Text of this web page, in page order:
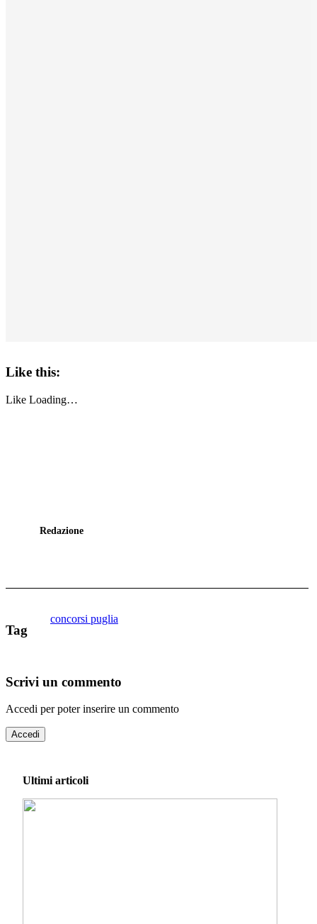
Like this:
Like Loading…
Redazione
Tag
concorsi puglia
Scrivi un commento
Accedi per poter inserire un commento
Accedi
Ultimi articoli